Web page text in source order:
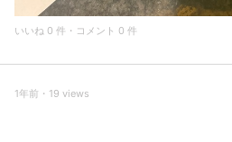
いいね 0 件・コメント 0 件
1年前・19 views